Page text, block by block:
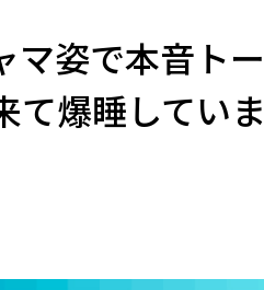
マ姿で本音ト
て爆睡してい